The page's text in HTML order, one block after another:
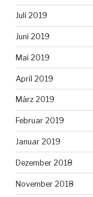
Juli 2019
Juni 2019
Mai 2019
April 2019
März 2019
Februar 2019
Januar 2019
Dezember 2018
November 2018